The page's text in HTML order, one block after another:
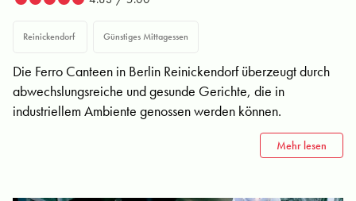
Reinickendorf Günstiges Mittagessen
Die Ferro Canteen in Berlin Reinickendorf überzeugt durch
abwechslungsreiche und gesunde Gerichte, die in
industriellem Ambiente genossen werden können.
Mehr lesen